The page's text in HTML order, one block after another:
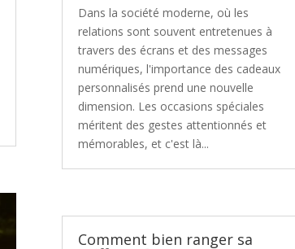
Dans la société moderne, où les
relations sont souvent entretenues à
travers des écrans et des messages
numériques, l'importance des cadeaux
personnalisés prend une nouvelle
dimension. Les occasions spéciales
méritent des gestes attentionnés et
mémorables, et c'est là...
Comment bien ranger sa